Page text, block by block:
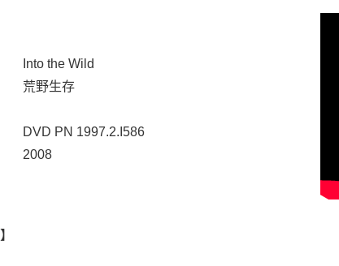
Into the Wild
荒野生存
DVD PN 1997.2.I586
2008
】